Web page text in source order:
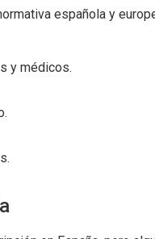
española y
y médicos.